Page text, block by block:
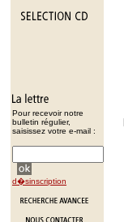
Pour recevoir notre
bulletin régulier,
saisissez votre e-mail :
d�sinscription